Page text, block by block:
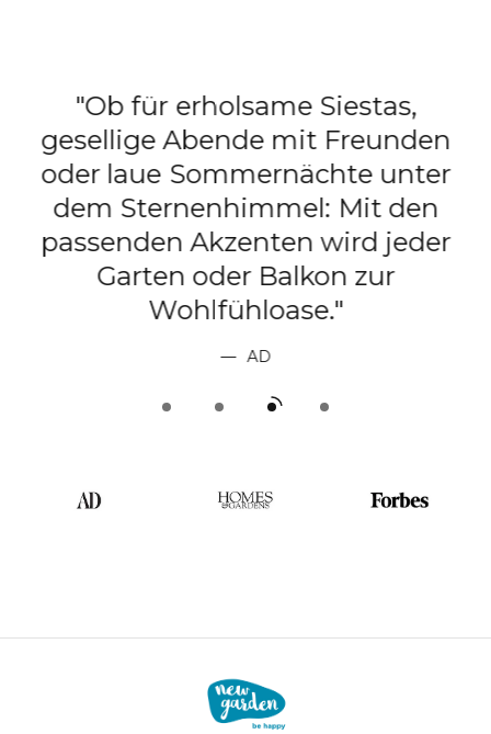
"Ob für erholsame Siestas,
gesellige Abende mit Freunden
oder laue Sommernächte unter
dem Sternenhimmel: Mit den
passenden Akzenten wird jeder
Garten oder Balkon zur
Wohlfühloase."
AD